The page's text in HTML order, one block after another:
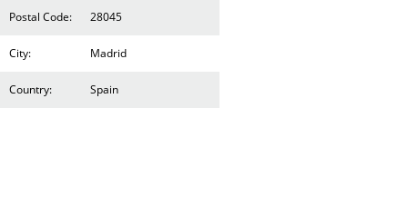
Postal Code: 28045
City: Madrid
Country: Spain